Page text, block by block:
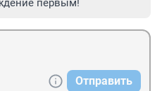
первым!
Отправить